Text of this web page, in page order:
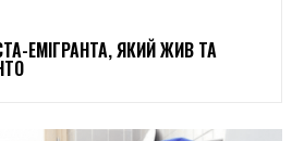
ЕМІГРАНТА, ЯКИЙ ЖИВ ТА